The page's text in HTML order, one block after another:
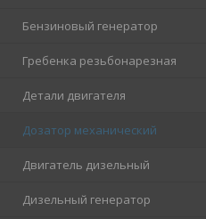
Бензиновый генератор
Гребенка резьбонарезная
Детали двигателя
Дозатор механический
Двигатель дизельный
Дизельный генератор